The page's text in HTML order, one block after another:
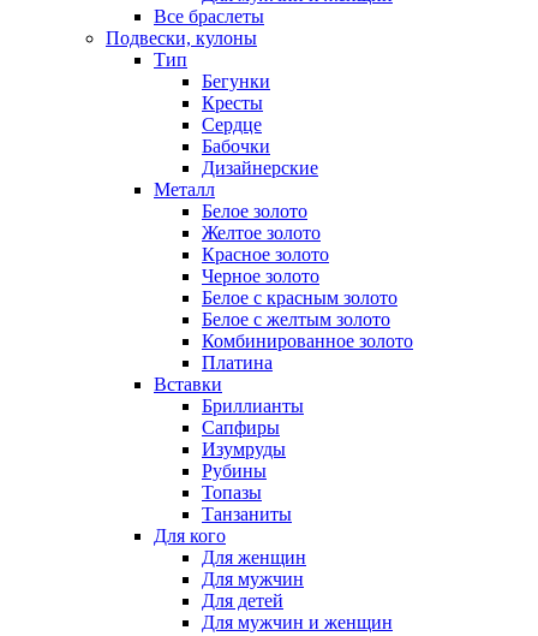
Все браслеты
Подвески, кулоны
Тип
Бегунки
Кресты
Сердце
Бабочки
Дизайнерские
Металл
Белое золото
Желтое золото
Красное золото
Черное золото
Белое с красным золото
Белое с желтым золото
Комбинированное золото
Платина
Вставки
Бриллианты
Сапфиры
Изумруды
Рубины
Топазы
Танзаниты
Для кого
Для женщин
Для мужчин
Для детей
Для мужчин и женщин